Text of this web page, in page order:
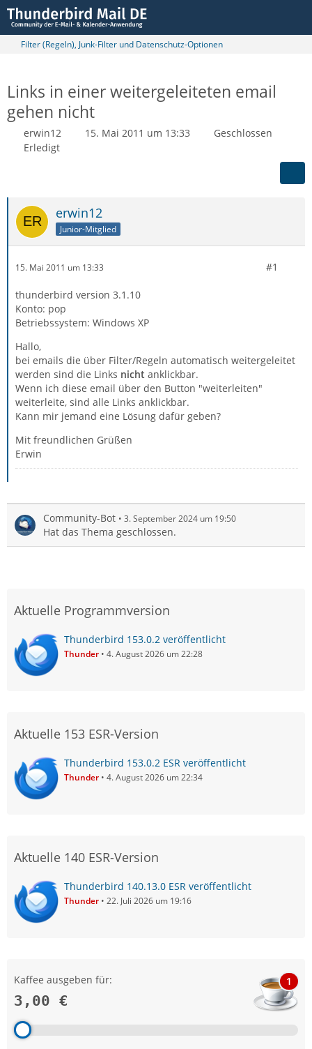
Filter (Regeln), Junk-Filter und Datenschutz-Optionen
Links in einer weitergeleiteten email
gehen nicht
erwin12 15. Mai 2011 um 13:33
Geschlossen
Erledigt
erwin12
Junior-Mitglied
15. Mai 2011 um 13:33 #1
thunderbird version 3.1.10
Konto: pop
Betriebssystem: Windows XP
Hallo,
bei emails die über Filter/Regeln automatisch weitergeleitet
werden sind die Links nicht anklickbar.
Wenn ich diese email über den Button "weiterleiten"
weiterleite, sind alle Links anklickbar.
Kann mir jemand eine Lösung dafür geben?
Mit freundlichen Grüßen
Erwin
Community-Bot 3. September 2024 um 19:50
Hat das Thema geschlossen.
Aktuelle Programmversion
Thunderbird 153.0.2 veröffentlicht
Thunder 4. August 2026 um 22:28
Aktuelle 153 ESR-Version
Thunderbird 153.0.2 ESR veröffentlicht
Thunder 4. August 2026 um 22:34
Aktuelle 140 ESR-Version
Thunderbird 140.13.0 ESR veröffentlicht
Thunder 22. Juli 2026 um 19:16
Kaffee ausgeben für:
3,00 €
1